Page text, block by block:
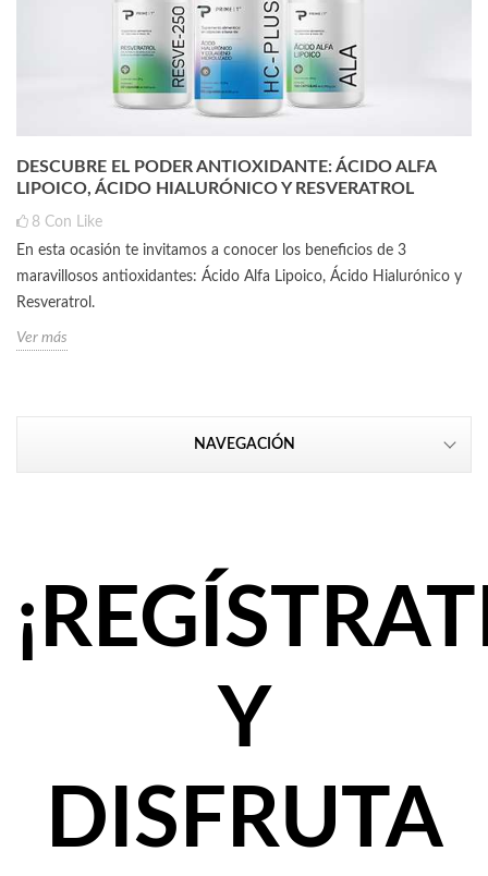
DESCUBRE EL PODER ANTIOXIDANTE: ÁCIDO ALFA
LIPOICO, ÁCIDO HIALURÓNICO Y RESVERATROL
8 Con Like
En esta ocasión te invitamos a conocer los beneficios de 3
maravillosos antioxidantes: Ácido Alfa Lipoico, Ácido Hialurónico y
Resveratrol.
Ver más
NAVEGACIÓN
Y
DISFRUTA